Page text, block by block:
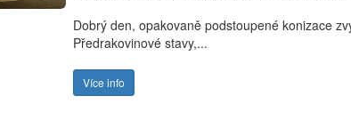
Dobrý den, opakovaně podstoupené konizace
Předrakovinové stavy,...
Více info